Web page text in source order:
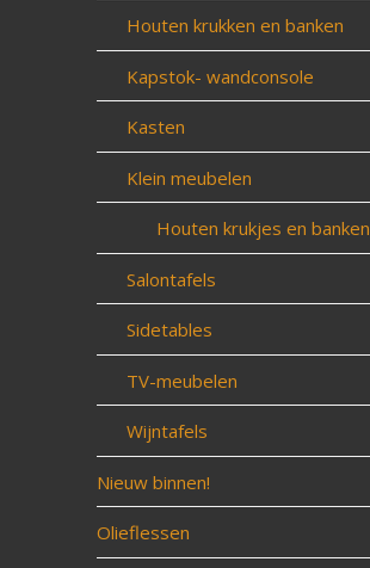
Houten krukken en banken
Kapstok- wandconsole
Kasten
Klein meubelen
Houten krukjes en banken
Salontafels
Sidetables
TV-meubelen
Wijntafels
Nieuw binnen!
Olieflessen